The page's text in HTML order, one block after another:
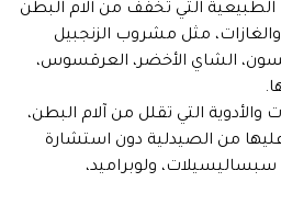
التي تخفف من آلام البطن
مثل مشروب الزنجبيل
الشاي الأخضر، العرقسوس،
التي تقلل من آلام البطن،
من الصيدلية دون استشارة
ولوبراميد،